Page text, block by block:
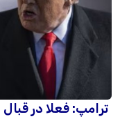
ترامپ: فعلا در